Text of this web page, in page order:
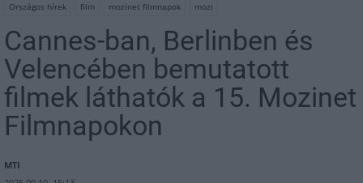
Országos hírek film mozinet filmnapok mozi
Cannes-ban, Berlinben és
Velencében bemutatott
filmek láthatók a 15. Mozinet
Filmnapokon
MTI